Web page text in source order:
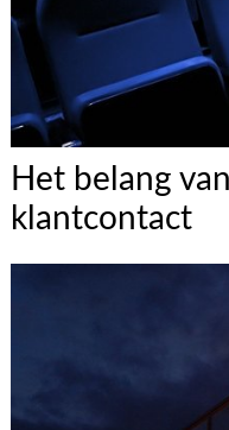
Het belang
klantcontact